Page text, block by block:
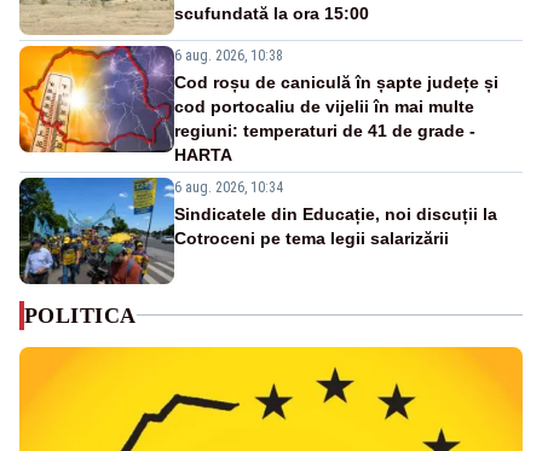
scufundată la ora 15:00
6 aug. 2026, 10:38
Cod roșu de caniculă în șapte județe și
cod portocaliu de vijelii în mai multe
regiuni: temperaturi de 41 de grade -
HARTA
6 aug. 2026, 10:34
Sindicatele din Educație, noi discuții la
Cotroceni pe tema legii salarizării
POLITICA